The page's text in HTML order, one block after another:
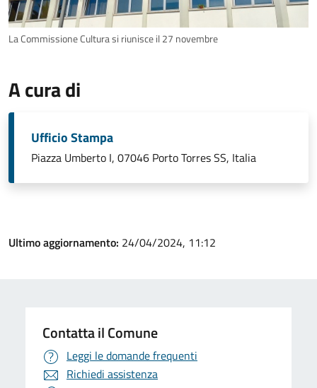
La Commissione Cultura si riunisce il 27 novembre
A cura di
Ufficio Stampa
Piazza Umberto I, 07046 Porto Torres SS, Italia
Ultimo aggiornamento: 24/04/2024, 11:12
Contatta il Comune
Leggi le domande frequenti
Richiedi assistenza